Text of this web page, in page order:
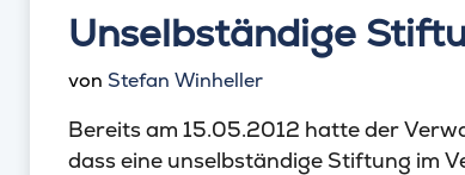
Unselbständige
von Stefan Winheller
Bereits am 15.05.2012 hatte der
dass eine unselbständige Stiftung im